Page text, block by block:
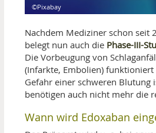
WISSENSCHAFT UND
©Pixabay
Nachdem Mediziner schon seit
belegt nun auch die Phase-III-
Die Vorbeugung von
(Infarkte, Embolien)
Gefahr einer schweren Blutung
benötigen auch nicht mehr die
Wann wird Edoxaban